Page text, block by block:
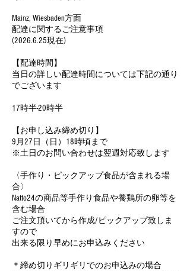
Mainz, Wiesbaden方面
配達に関するご注意事項
(2026.6.25現在)
【配達時間】
当日の詳しい配達時間については下記の通り
でございます
17時半-20時半
【お申し込み締め切り】
9月27日（日）18時頃まで
※土日のお問い合わせは翌週対応致します
〈手作り・ピックアップ食品が含まれる場
合〉
Natto24の商品等手作り食品や養鶏所の卵等を
含む場合
ご注文頂いてから作成/ピックアップ致しま
すので
出来る限り早めにお申込みください
＊締め切りギリギリでのお申込みの場合